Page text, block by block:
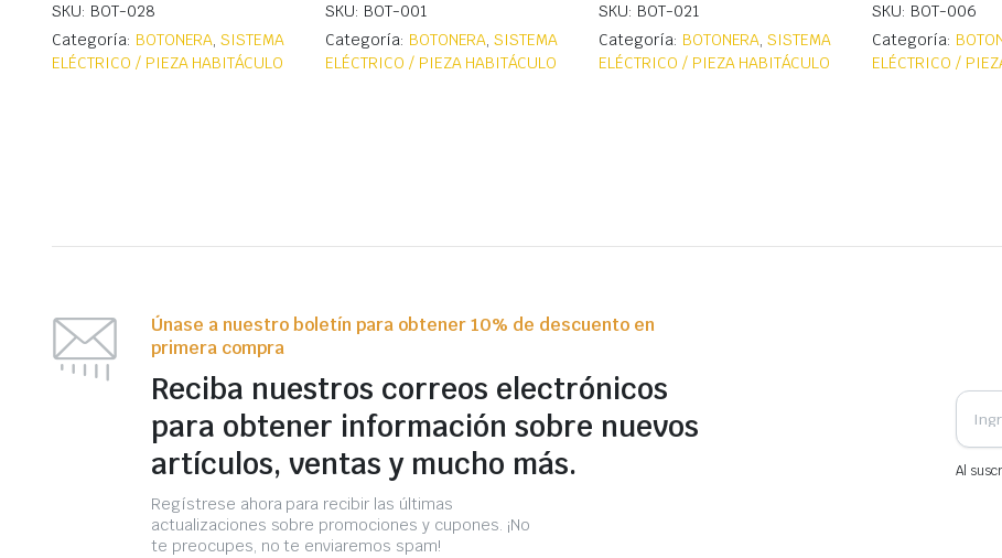
SKU: BOT-028
Categoría: BOTONERA,SISTEMA
ELÉCTRICO / PIEZA HABITÁCULO
SKU: BOT-001
Categoría: BOTONERA,SISTEMA
ELÉCTRICO / PIEZA HABITÁCULO
SKU: BOT-021
Categoría: BOTONERA,SISTEMA
ELÉCTRICO / PIEZA HABITÁCULO
SKU: BOT-006
Categoría:
ELÉCTRICO /
Únase a nuestro boletín para obtener 10% de descuento en
primera compra
Reciba nuestros correos electrónicos
para obtener información sobre nuevos
artículos, ventas y mucho más.
Regístrese ahora para recibir las últimas
actualizaciones sobre promociones y cupones. ¡No
te preocupes, no te enviaremos spam!
Al